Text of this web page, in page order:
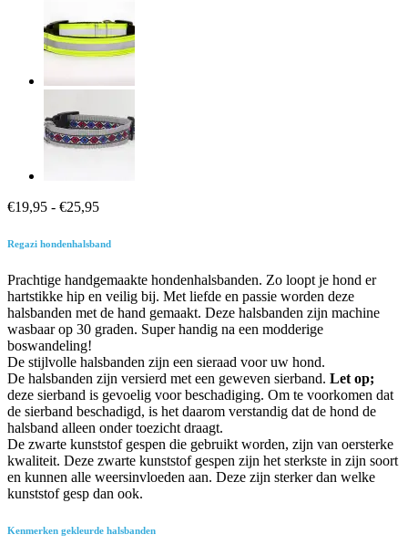
€19,95 - €25,95Prijsklasse:
tot
Regazi hondenhalsband
Prachtige handgemaakte hondenhalsbanden. Zo loopt je hond er
hartstikke hip en veilig bij. Met liefde en passie worden deze
halsbanden met de hand gemaakt. Deze halsbanden zijn machine
wasbaar op 30 graden. Super handig na een modderige
boswandeling!
De stijlvolle halsbanden zijn een sieraad voor uw hond.
De halsbanden zijn versierd met een geweven sierband. Let op;
deze sierband is gevoelig voor beschadiging. Om te voorkomen dat
de sierband beschadigd, is het daarom verstandig dat de hond de
halsband alleen onder toezicht draagt.
De zwarte kunststof gespen die gebruikt worden, zijn van oersterke
kwaliteit. Deze zwarte kunststof gespen zijn het sterkste in zijn soort
en kunnen alle weersinvloeden aan. Deze zijn sterker dan welke
kunststof gesp dan ook.
Kenmerken gekleurde halsbanden